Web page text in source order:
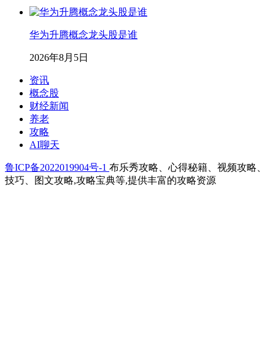
华为升腾概念龙头股是谁
2026年8月5日
资讯
概念股
财经新闻
养老
攻略
AI聊天
鲁ICP备2022019904号-1 布乐秀攻略、心得秘籍、视频攻略、
技巧、图文攻略,攻略宝典等,提供丰富的攻略资源